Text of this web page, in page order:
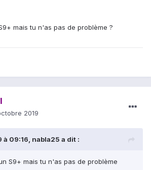
mais tu n'as pas de problème ?
2019
à 09:16, nabla25 a dit :
S9+ mais tu n'as pas de problème